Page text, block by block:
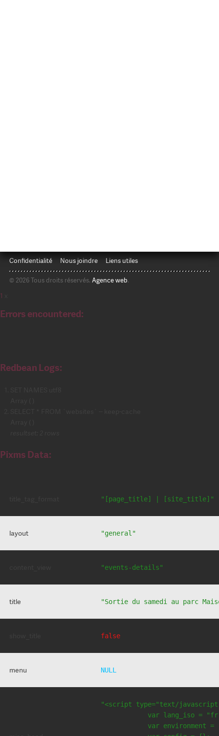
Confidentialité Nous joindre Liens utiles
© 2026 Tous droits réservés. Agence web.
1
Errors encountered:
Redbean Logs:
Pixms Data:
"[page_title] | [site_title]"
layout "general"
"events-details"
title "Sortie du samedi au parc
false
menu NULL
"<script type="text/
var lang_iso =
var environment =